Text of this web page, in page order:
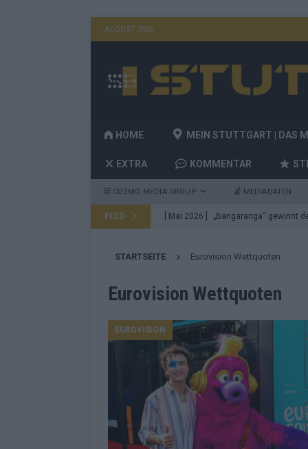
AUGUST 2026
HOME MEIN STUTTGART | DAS
EXTRA KOMMENTAR
COZMO MEDIA GROUP MEDIADATEN
FEED [ Mai 2026 ] „Bangaranga“ gewinnt
Konsequenzen EUROVISION
KOMMENTAR
[ Mai 2026 ] „Douze Points“,
Wettbewerbs EUROVISION
ESC-Finale komplett:
Überblick EUROVISION
STARTSEITE Eurovision Wettquoten
Eurovision Wettquoten
EUROVISION